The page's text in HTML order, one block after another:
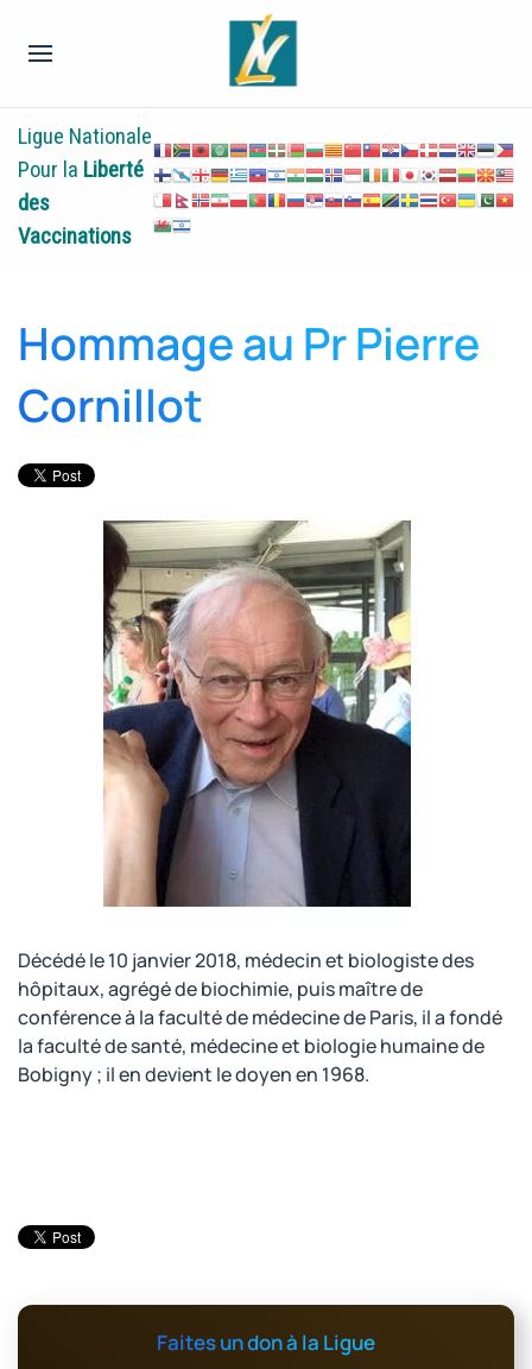
Ligue Nationale
Pour la Liberté
des
Vaccinations
Hommage au Pr Pierre
Cornillot
Décédé le 10 janvier 2018, médecin et biologiste des
hôpitaux, agrégé de biochimie, puis maître de
conférence à la faculté de médecine de Paris, il a fondé
la faculté de santé, médecine et biologie humaine de
Bobigny ; il en devient le doyen en 1968.
Faites un don à la Ligue